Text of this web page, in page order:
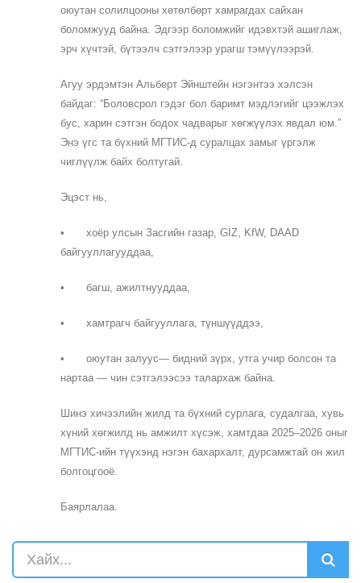
оюутан солилцооны хөтөлбөрт хамрагдах сайхан
боломжууд байна. Эдгээр боломжийг идэвхтэй ашиглаж,
эрч хүчтэй, бүтээлч сэтгэлээр урагш тэмүүлээрэй.
Агуу эрдэмтэн Альберт Эйнштейн нэгэнтээ хэлсэн
байдаг: “Боловсрол гэдэг бол баримт мэдлэгийг цээжлэх
бус, харин сэтгэн бодох чадварыг хөгжүүлэх явдал юм.”
Энэ үгс та бүхний МГТИС-д суралцах замыг үргэлж
чиглүүлж байх болтугай.
Эцэст нь,
•
хоёр улсын Засгийн газар, GIZ, KfW, DAAD
байгууллагууддаа,
• багш, ажилтнууддаа,
• хамтрагч байгууллага, түншүүддээ,
•
оюутан залуус— бидний зүрх, утга учир болсон та
нартаа — чин сэтгэлээсээ талархаж байна.
Шинэ хичээлийн жилд та бүхний сурлага, судалгаа, хувь
хүний хөгжилд нь амжилт хүсэж, хамтдаа 2025–2026 оныг
МГТИС-ийн түүхэнд нэгэн бахархалт, дурсамжтай он жил
болгоцгооё.
Баярлалаа.